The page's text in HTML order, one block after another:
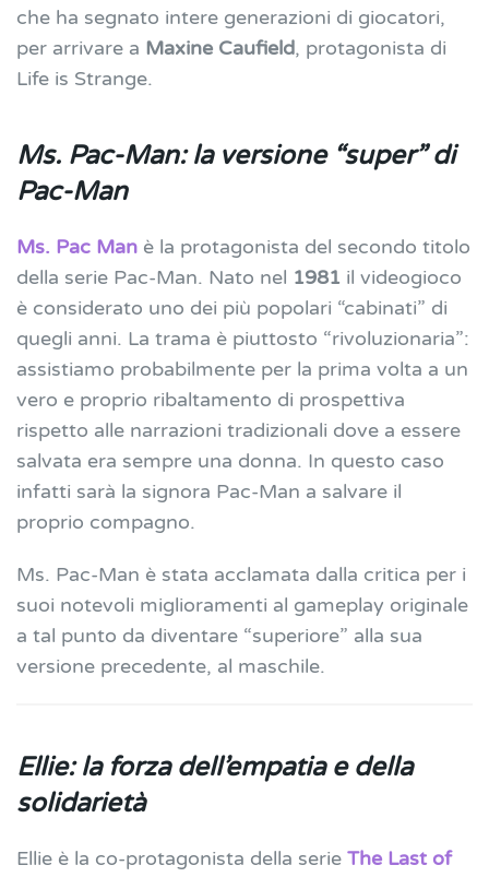
che ha segnato intere generazioni di giocatori,
per arrivare a Maxine Caufield, protagonista di
Life is Strange.
Ms. Pac-Man: la versione “super” di
Pac-Man
Ms. Pac Man è la protagonista del secondo titolo
della serie Pac-Man. Nato nel 1981 il videogioco
è considerato uno dei più popolari “cabinati” di
quegli anni. La trama è piuttosto “rivoluzionaria”:
assistiamo probabilmente per la prima volta a un
vero e proprio ribaltamento di prospettiva
rispetto alle narrazioni tradizionali dove a essere
salvata era sempre una donna. In questo caso
infatti sarà la signora Pac-Man a salvare il
proprio compagno.
Ms. Pac-Man è stata acclamata dalla critica per i
suoi notevoli miglioramenti al gameplay originale
a tal punto da diventare “superiore” alla sua
versione precedente, al maschile.
Ellie: la forza dell’empatia e della
solidarietà
Ellie è la co-protagonista della serie The Last of